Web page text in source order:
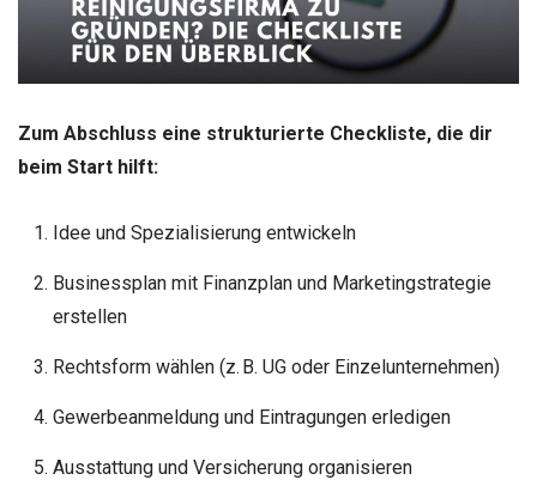
Zum Abschluss eine strukturierte Checkliste, die dir
beim Start hilft:
Idee und Spezialisierung entwickeln
Businessplan mit Finanzplan und Marketingstrategie
erstellen
Rechtsform wählen (z. B. UG oder Einzelunternehmen)
Gewerbeanmeldung und Eintragungen erledigen
Ausstattung und Versicherung organisieren